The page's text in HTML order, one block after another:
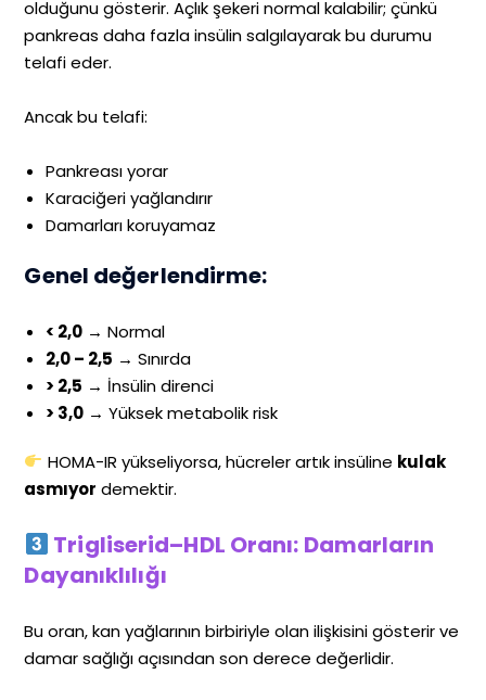
olduğunu gösterir. Açlık şekeri normal kalabilir; çünkü
pankreas daha fazla insülin salgılayarak bu durumu
telafi eder.
Ancak bu telafi:
Pankreası yorar
Karaciğeri yağlandırır
Damarları koruyamaz
Genel değerlendirme:
< 2,0 → Normal
2,0 – 2,5 → Sınırda
> 2,5 → İnsülin direnci
> 3,0 → Yüksek metabolik risk
HOMA-IR yükseliyorsa, hücreler artık insüline kulak
asmıyor demektir.
Trigliserid–HDL Oranı: Damarların
Dayanıklılığı
Bu oran, kan yağlarının birbiriyle olan ilişkisini gösterir ve
damar sağlığı açısından son derece değerlidir.